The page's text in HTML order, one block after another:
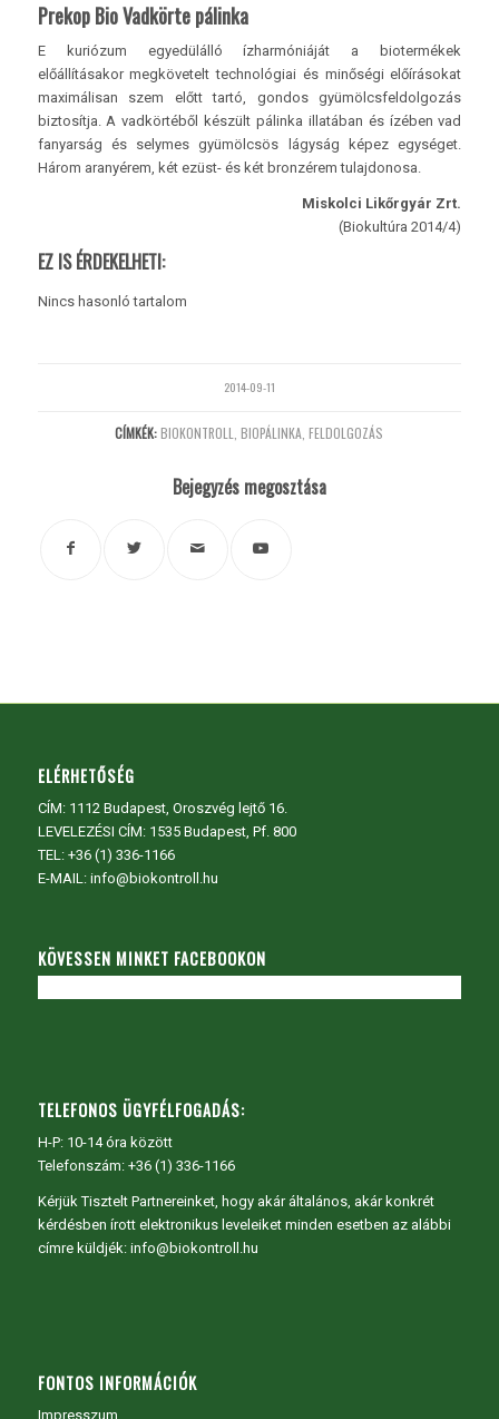
Prekop Bio Vadkörte pálinka
E kuriózum egyedülálló ízharmóniáját a biotermékek
előállításakor megkövetelt technológiai és minőségi előírásokat
maximálisan szem előtt tartó, gondos gyümölcsfeldolgozás
biztosítja. A vadkörtéből készült pálinka illatában és ízében vad
fanyarság és selymes gyümölcsös lágyság képez egységet.
Három aranyérem, két ezüst- és két bronzérem tulajdonosa.
Miskolci Likőrgyár Zrt.
(Biokultúra 2014/4)
EZ IS ÉRDEKELHETI:
Nincs hasonló tartalom
2014-09-11
CÍMKÉK: BIOKONTROLL BIOPÁLINKA FELDOLGOZÁS
Bejegyzés megosztása
ELÉRHETŐSÉG
CÍM: 1112 Budapest, Oroszvég lejtő 16.
LEVELEZÉSI CÍM: 1535 Budapest, Pf. 800
TEL: +36 (1) 336-1166
E-MAIL: info@biokontroll.hu
KÖVESSEN MINKET FACEBOOKON
TELEFONOS ÜGYFÉLFOGADÁS:
H-P: 10-14 óra között
Telefonszám: +36 (1) 336-1166
Kérjük Tisztelt Partnereinket, hogy akár általános, akár konkrét
kérdésben írott elektronikus leveleiket minden esetben az alábbi
címre küldjék: info@biokontroll.hu
FONTOS INFORMÁCIÓK
Impresszum